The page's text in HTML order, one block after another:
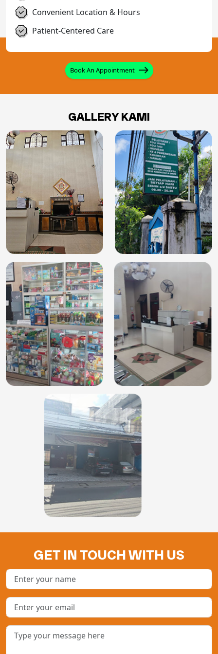
Convenient Location & Hours
Patient-Centered Care
Book An Appointment
GALLERY KAMI
GET IN TOUCH WITH US